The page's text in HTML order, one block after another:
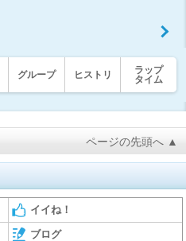
グループ ヒストリ
ラップ
タイム
ページの先頭へ ▲
イイね！
ブログ